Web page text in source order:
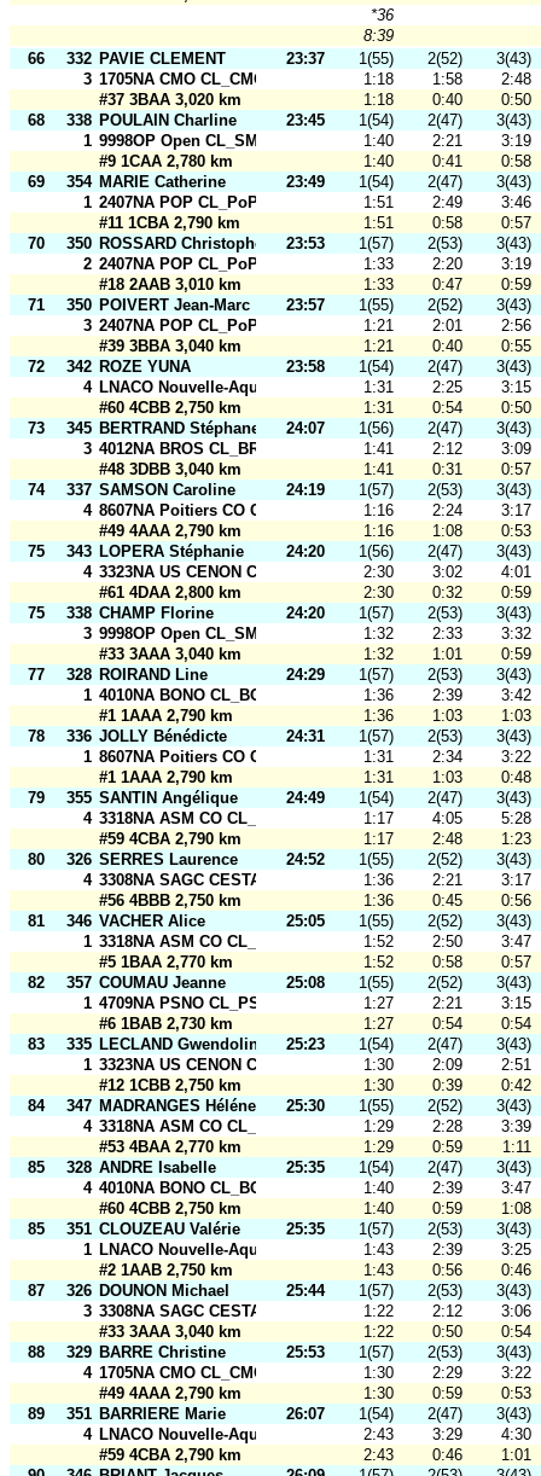
*36
8:39
66
332 PAVIE CLEMENT 23:37 1(55) 2(52)
3(43)
3 1705NA CMO CL_CMO 4 1:18 1:58
2:48
#37 3BAA 3,020 km
1:18 0:40
0:50
68
338 POULAIN Charline 23:45 1(54) 2(47)
3(43)
1 9998OP Open CL_SMOG Open 1:40 2:21
3:19
#9 1CAA 2,780 km
1:40 0:41
0:58
69
354 MARIE Catherine 23:49 1(54) 2(47)
3(43)
1 2407NA POP CL_PoP en l'air 1:51 2:49
3:46
#11 1CBA 2,790 km
1:51 0:58
0:57
70
350 ROSSARD Christophe 23:53 1(57) 2(53)
3(43)
2 2407NA POP CL_PoP Hot 1:33 2:20
3:19
#18 2AAB 3,010 km
1:33 0:47
0:59
71
350 POIVERT Jean-Marc 23:57 1(55) 2(52)
3(43)
3 2407NA POP CL_PoP Hot 1:21 2:01
2:56
#39 3BBA 3,040 km
1:21 0:40
0:55
72
342 ROZE YUNA 23:58 1(54) 2(47)
3(43)
4 LNACO Nouvelle-Aquitaine CL_USCCO - CMO - Relais
1:31 2:25
3:15
#60 4CBB 2,750 km
1:31 0:54
0:50
73
345 BERTRAND Stéphane 24:07 1(56) 2(47)
3(43)
3 4012NA BROS CL_BROS 2 1:41 2:12
3:09
#48 3DBB 3,040 km
1:41 0:31
0:57
74
337 SAMSON Caroline 24:19 1(57) 2(53)
3(43)
4 8607NA Poitiers CO CL_Poitiers CO11:16 2:24
3:17
#49 4AAA 2,790 km
1:16 1:08
0:53
75
343 LOPERA Stéphanie 24:20 1(56) 2(47)
3(43)
4 3323NA US CENON CO CL_USCCO - Relais B
2:30 3:02
4:01
#61 4DAA 2,800 km
2:30 0:32
0:59
75
338 CHAMP Florine 24:20 1(57) 2(53)
3(43)
3 9998OP Open CL_SMOG Open 1:32 2:33
3:32
#33 3AAA 3,040 km
1:32 1:01
0:59
77
328 ROIRAND Line 24:29 1(57) 2(53)
3(43)
1 4010NA BONO CL_BONO 4010 1:36 2:39
3:42
#1 1AAA 2,790 km
1:36 1:03
1:03
78
336 JOLLY Bénédicte 24:31 1(57) 2(53)
3(43)
1 8607NA Poitiers CO CL_Poitiers CO21:31 2:34
3:22
#1 1AAA 2,790 km
1:31 1:03
0:48
79
355 SANTIN Angélique 24:49 1(54) 2(47)
3(43)
4 3318NA ASM CO CL_ASM CO1 1:17 4:05
5:28
#59 4CBA 2,790 km
1:17 2:48
1:23
80
326 SERRES Laurence 24:52 1(55) 2(52)
3(43)
4 3308NA SAGC CESTAS CL_SAGC 2 1:36 2:21
3:17
#56 4BBB 2,750 km
1:36 0:45
0:56
81
346 VACHER Alice 25:05 1(55) 2(52)
3(43)
1 3318NA ASM CO CL_ASM CO3 1:52 2:50
3:47
#5 1BAA 2,770 km
1:52 0:58
0:57
82
357 COUMAU Jeanne 25:08 1(55) 2(52)
3(43)
1 4709NA PSNO CL_PSNO 1:27 2:21
3:15
#6 1BAB 2,730 km
1:27 0:54
0:54
83
335 LECLAND Gwendoline 25:23 1(54) 2(47)
3(43)
1 3323NA US CENON CO CL_USCCO - Relais A
1:30 2:09
2:51
#12 1CBB 2,750 km
1:30 0:39
0:42
84
347 MADRANGES Héléne 25:30 1(55) 2(52)
3(43)
4 3318NA ASM CO CL_ASM CO2 1:29 2:28
3:39
#53 4BAA 2,770 km
1:29 0:59
1:11
85
328 ANDRE Isabelle 25:35 1(54) 2(47)
3(43)
4 4010NA BONO CL_BONO 4010 1:40 2:39
3:47
#60 4CBB 2,750 km
1:40 0:59
1:08
85
351 CLOUZEAU Valérie 25:35 1(57) 2(53)
3(43)
1 LNACO Nouvelle-Aquitaine CL_Cofsmog
1:43 2:39
3:25
#2 1AAB 2,750 km
1:43 0:56
0:46
87
326 DOUNON Michael 25:44 1(57) 2(53)
3(43)
3 3308NA SAGC CESTAS CL_SAGC 2 1:22 2:12
3:06
#33 3AAA 3,040 km
1:22 0:50
0:54
88
329 BARRE Christine 25:53 1(57) 2(53)
3(43)
4 1705NA CMO CL_CMO 2 1:30 2:29
3:22
#49 4AAA 2,790 km
1:30 0:59
0:53
89
351 BARRIERE Marie 26:07 1(54) 2(47)
3(43)
4 LNACO Nouvelle-Aquitaine CL_Cofsmog
2:43 3:29
4:30
#59 4CBA 2,790 km
2:43 0:46
1:01